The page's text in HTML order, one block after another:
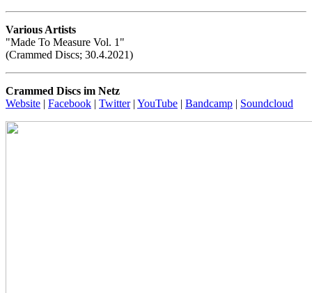
Various Artists
"Made To Measure Vol. 1"
(Crammed Discs; 30.4.2021)
Crammed Discs im Netz
Website | Facebook | Twitter| YouTube | Bandcamp | Soundcloud